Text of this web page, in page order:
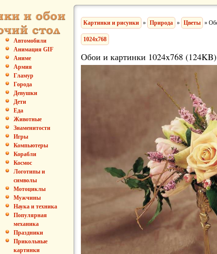
Автомобили
Анимация GIF
Аниме
Армия
Гламур
Города
Девушки
Дети
Еда
Животные
Знаменитости
Игры
Компьютеры
Корабли
Космос
Логотипы и
символы
Мотоциклы
Мужчины
Наука и техника
Популярная
механика
Праздники
Прикольные
картинки
Картинки и рисунки » Природа » Цветы »
1024x768
Обои и картинки 1024x768 (124KB)